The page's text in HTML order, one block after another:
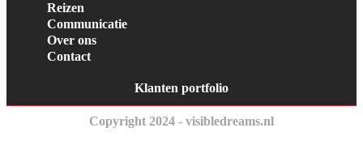
Reizen
Communicatie
Over ons
Contact
Klanten portfolio
Copyright 2024 - visibledreams.nl